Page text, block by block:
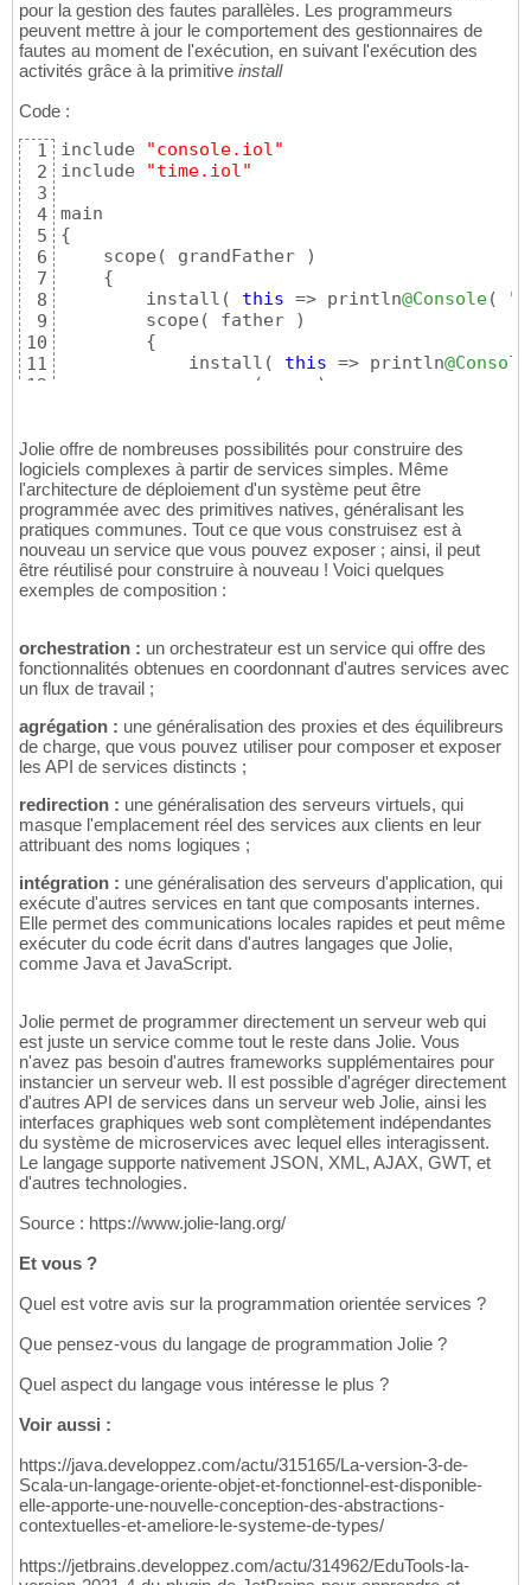
39
40
}
}
pour la gestion des fautes parallèles. Les programmeurs
peuvent mettre à jour le comportement des gestionnaires de
fautes au moment de l'exécution, en suivant l'exécution des
activités grâce à la primitive install
Code :
1
2
3
4
5
6
7
8
9
10
11
12
15
16
17
18
19
20
21
22
include
"console.iol"
include
"time.iol"
{
    scope
( grandFather
)
{
        install
( this => println@Console(
        scope
( father
)
{
            install
( this => println@Console
(
)
                sleep
@Time( 500 )() ;
                println
@Console( "Son's
}
}
}
    |
throw ( a_fault )
}
Jolie offre de nombreuses possibilités pour construire des
logiciels complexes à partir de services simples. Même
l'architecture de déploiement d'un système peut être
programmée avec des primitives natives, généralisant les
pratiques communes. Tout ce que vous construisez est à
nouveau un service que vous pouvez exposer ; ainsi, il peut
être réutilisé pour construire à nouveau ! Voici quelques
exemples de composition :
orchestration : un orchestrateur est un service qui offre des
fonctionnalités obtenues en coordonnant d'autres services avec
un flux de travail ;
agrégation : une généralisation des proxies et des équilibreurs
de charge, que vous pouvez utiliser pour composer et exposer
les API de services distincts ;
redirection : une généralisation des serveurs virtuels, qui
masque l'emplacement réel des services aux clients en leur
attribuant des noms logiques ;
intégration : une généralisation des serveurs d'application, qui
exécute d'autres services en tant que composants internes.
Elle permet des communications locales rapides et peut même
exécuter du code écrit dans d'autres langages que Jolie,
comme Java et JavaScript.
Jolie permet de programmer directement un serveur web qui
est juste un service comme tout le reste dans Jolie. Vous
n'avez pas besoin d'autres frameworks supplémentaires pour
instancier un serveur web. Il est possible d'agréger directement
d'autres API de services dans un serveur web Jolie, ainsi les
interfaces graphiques web sont complètement indépendantes
du système de microservices avec lequel elles interagissent.
Le langage supporte nativement JSON, XML, AJAX, GWT, et
d'autres technologies.
Source : https://www.jolie-lang.org/
Et vous ?
Quel est votre avis sur la programmation orientée services ?
Que pensez-vous du langage de programmation Jolie ?
Quel aspect du langage vous intéresse le plus ?
Voir aussi :
https://java.developpez.com/actu/315165/La-version-3-de-
Scala-un-langage-oriente-objet-et-fonctionnel-est-disponible-
elle-apporte-une-nouvelle-conception-des-abstractions-
contextuelles-et-ameliore-le-systeme-de-types/
https://jetbrains.developpez.com/actu/314962/EduTools-la-